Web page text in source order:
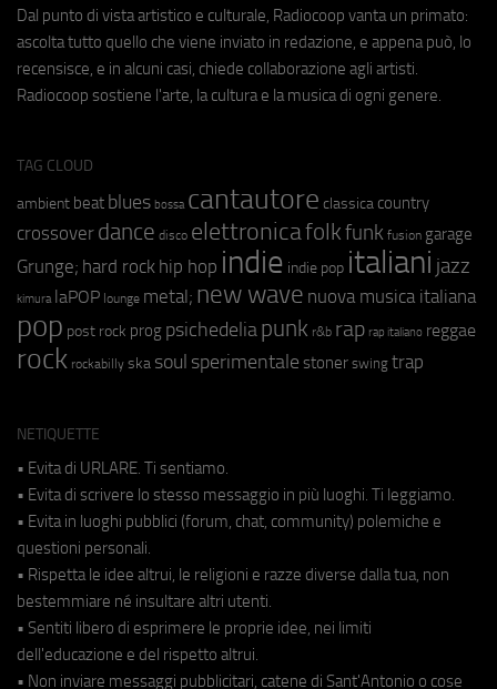
Dal punto di vista artistico e culturale, Radiocoop vanta un primato:
ascolta tutto quello che viene inviato in redazione, e appena può, lo
recensisce, e in alcuni casi, chiede collaborazione agli artisti.
Radiocoop sostiene l'arte, la cultura e la musica di ogni genere.
TAG CLOUD
ambient beat blues bossa cantautore classica country
crossover dance disco elettronicafolkfunk fusion garage
Grunge; hard rock hip hop indie indie pop italiani jazz
kimura laPOP lounge metal; new wave nuova musica italiana
pop post rock prog psichedeliapunk r&b rap rap italiano reggae
rock rockabilly ska soul sperimentale stoner swing trap
NETIQUETTE
• Evita di URLARE. Ti sentiamo.
• Evita di scrivere lo stesso messaggio in più luoghi. Ti leggiamo.
• Evita in luoghi pubblici (forum, chat, community) polemiche e
questioni personali.
• Rispetta le idee altrui, le religioni e razze diverse dalla tua, non
bestemmiare né insultare altri utenti.
• Sentiti libero di esprimere le proprie idee, nei limiti
dell'educazione e del rispetto altrui.
• Non inviare messaggi pubblicitari, catene di Sant'Antonio o cose